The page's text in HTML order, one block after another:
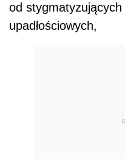
od
upadłościowych,